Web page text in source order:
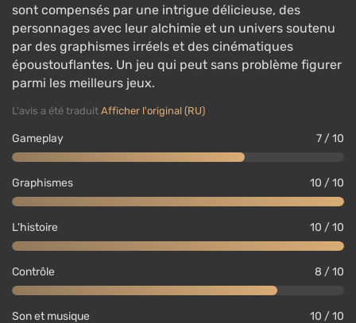
sont compensés par une intrigue délicieuse, des
personnages avec leur alchimie et un univers soutenu
par des graphismes irréels et des cinématiques
époustouflantes. Un jeu qui peut sans problème figurer
parmi les meilleurs jeux.
L'avis a été traduit Afficher l'original (RU)
Gameplay 7 / 10
Graphismes 10 / 10
L'histoire 10 / 10
Contrôle 8 / 10
Son et musique 10 / 10